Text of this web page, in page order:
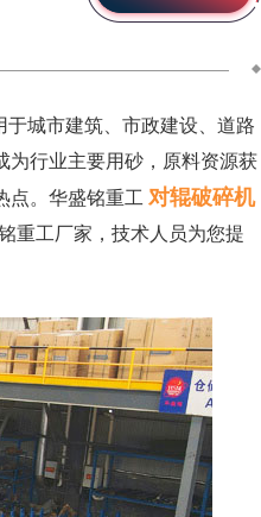
城市建筑、市政建设、道路
为行业主要用砂，原料资源获
点。华盛铭重工 对辊破碎机
重工厂家，技术人员为您提